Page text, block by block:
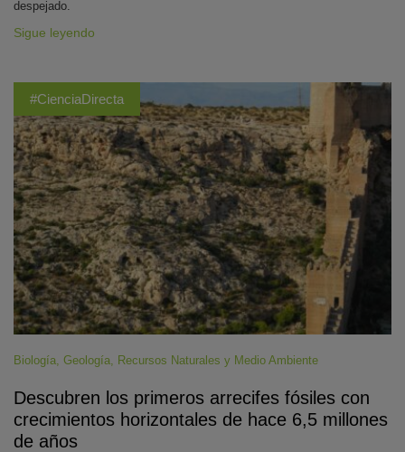
despejado.
Sigue leyendo
#CienciaDirecta
Biología Geología Recursos Naturales y Medio Ambiente
Descubren los primeros arrecifes fósiles con
crecimientos horizontales de hace 6,5 millones
de años